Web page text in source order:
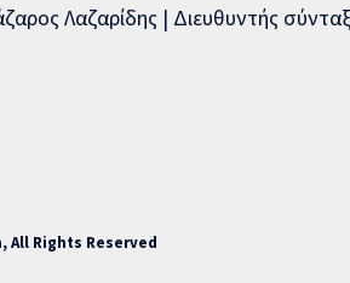
Λαζαρίδης | Διευθυντής
All Rights Reserved